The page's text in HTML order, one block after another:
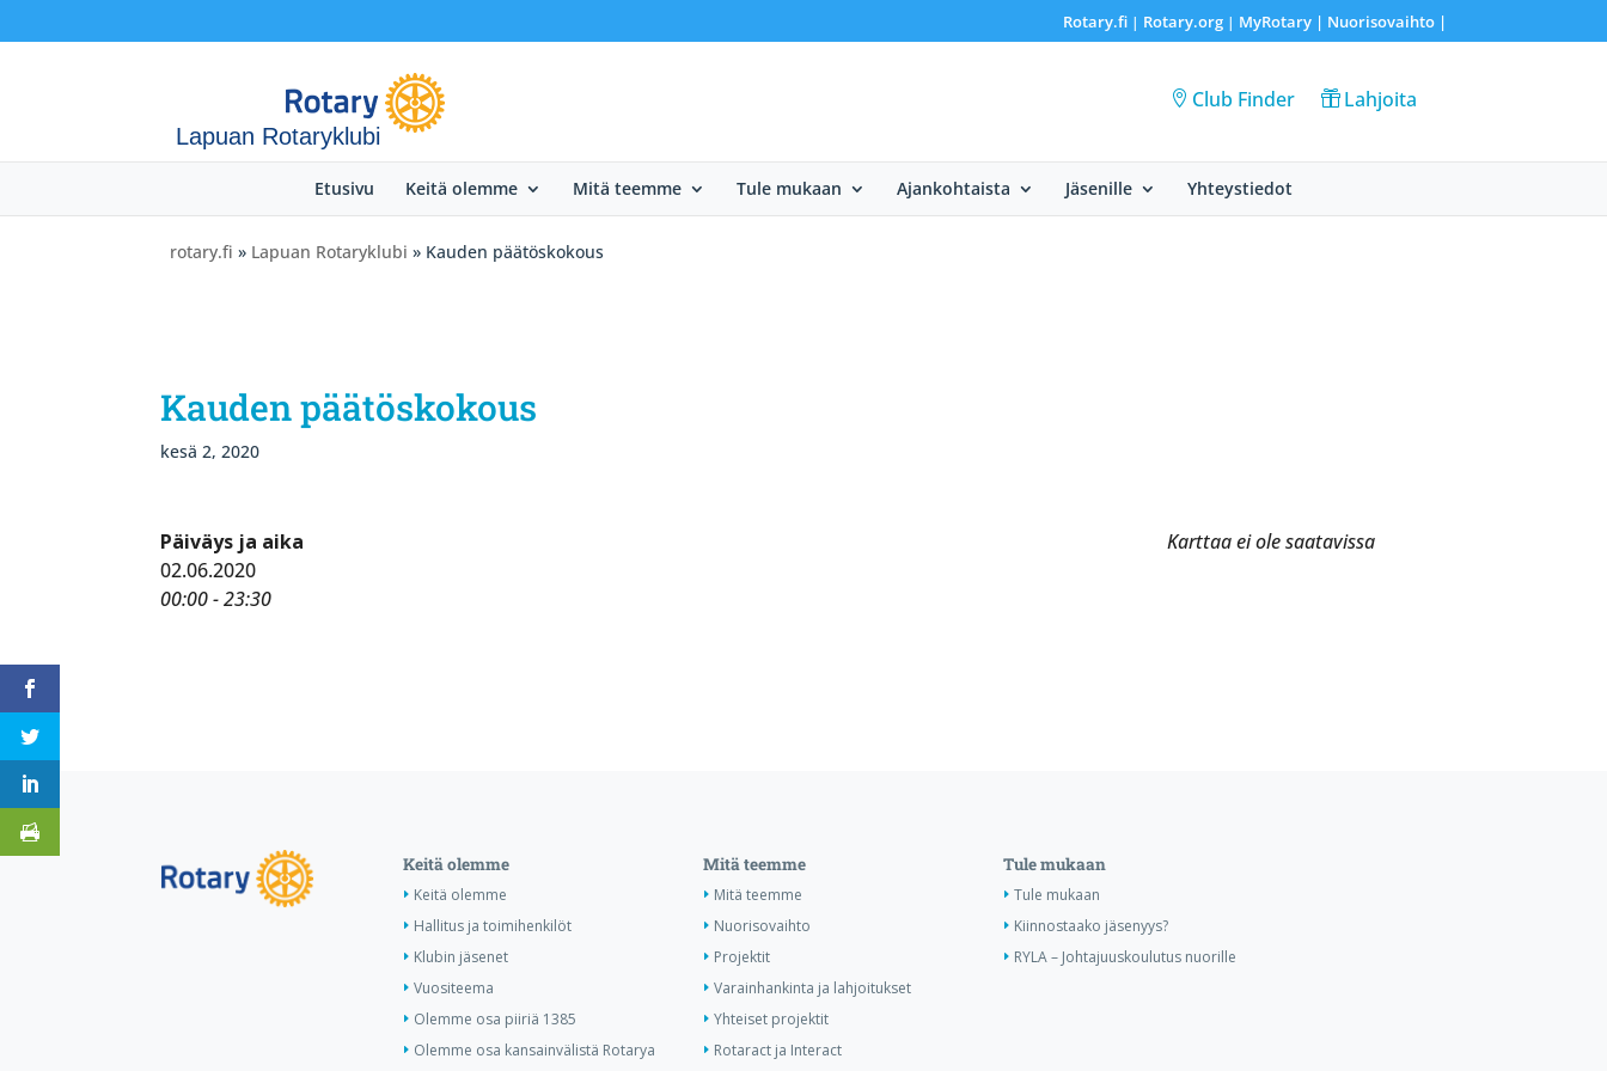
Rotary.fi| Rotary.org| MyRotary | Nuorisovaihto|
Lapuan Rotaryklubi
Club Finder Lahjoita
Etusivu Keitä olemme Mitä teemme Tule mukaan Ajankohtaista Jäsenille Yhteystiedot
rotary.fi » Lapuan Rotaryklubi » Kauden päätöskokous
Kauden päätöskokous
kesä 2, 2020
Karttaa ei ole saatavissa
Päiväys ja aika
02.06.2020
00:00 - 23:30
Keitä olemme
Keitä olemme
Hallitus ja toimihenkilöt
Klubin jäsenet
Vuositeema
Olemme osa piiriä 1385
Olemme osa kansainvälistä Rotarya
Mitä teemme
Mitä teemme
Nuorisovaihto
Projektit
Varainhankinta ja lahjoitukset
Yhteiset projektit
Rotaract ja Interact
Tule mukaan
Tule mukaan
Kiinnostaako jäsenyys?
RYLA – Johtajuuskoulutus nuorille